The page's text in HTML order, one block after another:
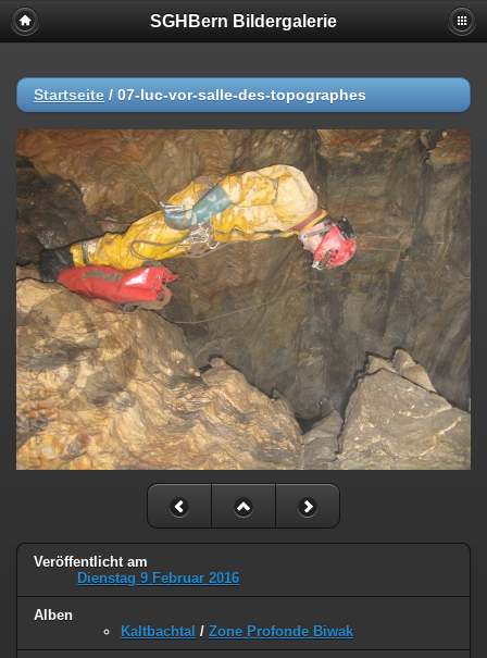
SGHBern Bildergalerie
Startseite / 07-luc-vor-salle-des-topographes
Veröffentlicht am
Dienstag 9 Februar 2016
Alben
Kaltbachtal / Zone Profonde Biwak